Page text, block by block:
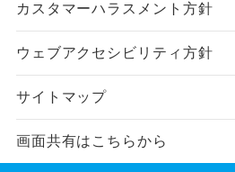
カスタマーハラスメント方針
ウェブアクセシビリティ方針
サイトマップ
画面共有はこちらから